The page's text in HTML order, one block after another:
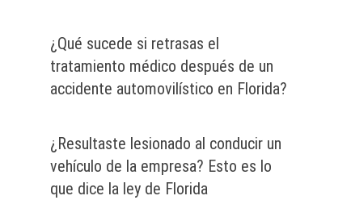
¿Qué sucede si retrasas el
tratamiento médico después de un
accidente automovilístico en Florida?
¿Resultaste lesionado al conducir un
vehículo de la empresa? Esto es lo
que dice la ley de Florida